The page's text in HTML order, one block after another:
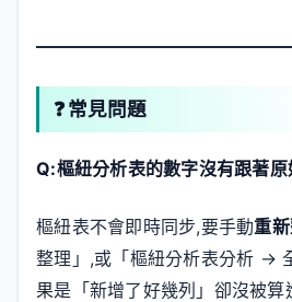
❓ 常見問題
Q:樞紐分析表的數字沒有跟著
樞紐表不會即時同步,要手動重
整理」,或「樞紐分析表分析 →
果是「新增了好幾列」卻沒被算